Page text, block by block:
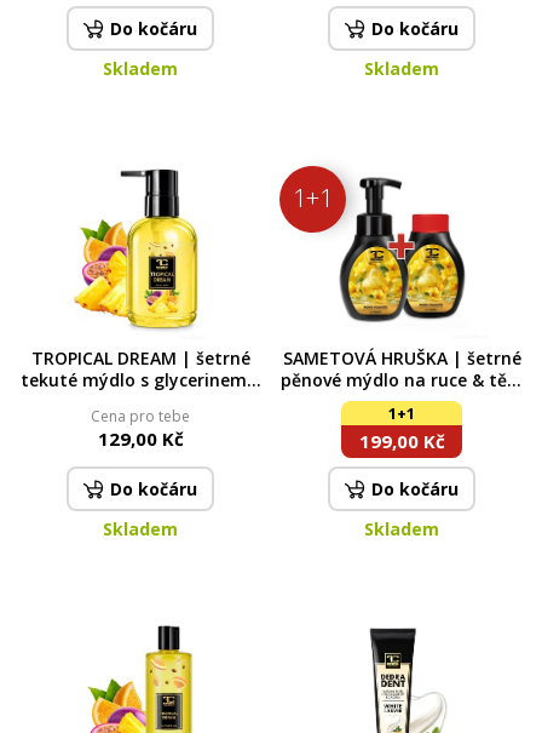
Do kočáru
Skladem
Do kočáru
Skladem
TROPICAL DREAM | šetrné
tekuté mýdlo s glycerinem |
Cena pro tebe
129,00 Kč
Do kočáru
Skladem
1+1
SAMETOVÁ HRUŠKA | šetrné
pěnové mýdlo na ruce & tělo
| 2×300 ml | výhodná sada 2
ks
1+1
199,00 Kč
Do kočáru
Skladem